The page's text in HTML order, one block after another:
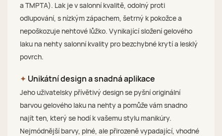
a TMPTA). Lak je v salonní kvalitě, odolný proti
odlupování, s nízkým zápachem, šetrný k pokožce a
nepoškozuje nehtové lůžko. Vynikající složení gelového
laku na nehty salonní kvality pro bezchybné krytí a lesklý
povrch.
✦ Unikátní design a snadná aplikace
Jeho uživatelsky přívětivý design se pyšní originální
barvou gelového laku na nehty a pomůže vám snadno
najít ten, který se hodí k vašemu stylu manikúry.
Nejmódnější barvy, plné, ale přirozeně vypadající, vhodné